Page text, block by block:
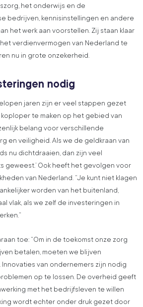
het onderwijs en de
bedrijven, kennisinstellingen en andere
het werk aan voorstellen. Zij staan klaar
verdienvermogen van Nederland te
nu in grote onzekerheid.
nodig
jaren zijn er veel stappen gezet
te maken op het gebied van
belang voor verschillende
en veiligheid. Als we de geldkraan van
nu dichtdraaien, dan zijn veel
geweest.’ Ook heeft het gevolgen voor
van Nederland. “Je kunt niet klagen
worden van het buitenland,
vlak, als we zelf de investeringen in
toe: “Om in de toekomst onze zorg
betalen, moeten we blijven
van ondernemers zijn nodig
op te lossen. De overheid geeft
met het bedrijfsleven te willen
wordt echter onder druk gezet door